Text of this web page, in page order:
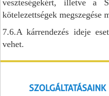
veszteségekért, illetve a
kötelezettségek megszegése
7.6.A kárrendezés ideje
vehet.
SZOLGÁLTATÁSAINK